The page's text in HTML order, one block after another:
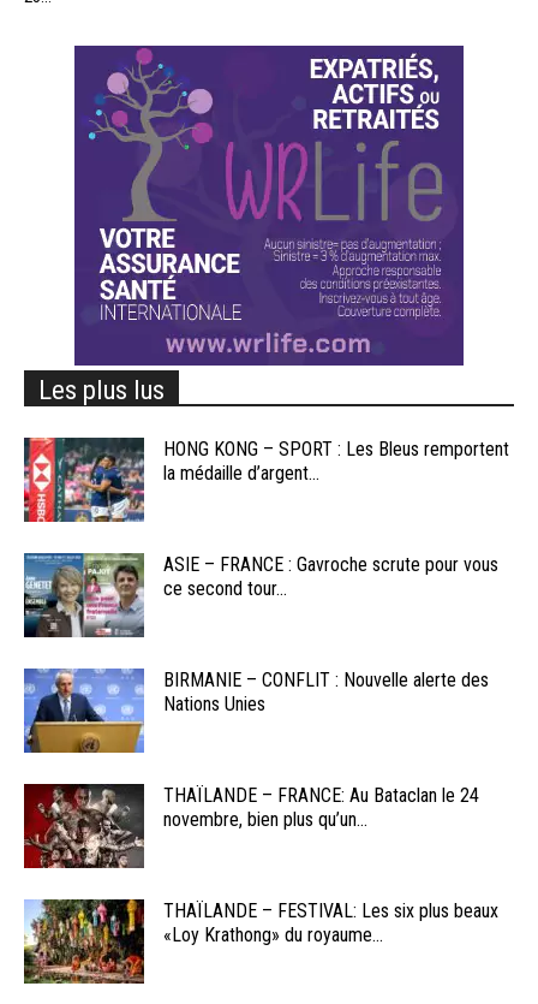
Les plus lus
HONG KONG – SPORT : Les Bleus remportent
la médaille d’argent...
ASIE – FRANCE : Gavroche scrute pour vous
ce second tour...
BIRMANIE – CONFLIT : Nouvelle alerte des
Nations Unies
THAÏLANDE – FRANCE: Au Bataclan le 24
novembre, bien plus qu’un...
THAÏLANDE – FESTIVAL: Les six plus beaux
«Loy Krathong» du royaume...